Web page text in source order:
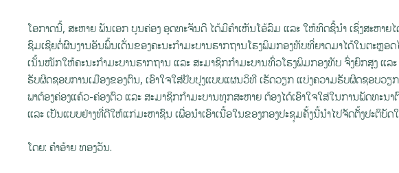
ໂອກາດນີ້, ສະຫາຍ ພັນເອກ ບຸນຄ່ອງ ອຸດທະຈັນດີ ໄດ້ມີຄຳເຫັນໂອ້ລົມ ແລະ ໃຫ້ທິດຊີ້ນໍາ ເຊິ່ງສະຫາຍໄ
ຊົມເຊີຍຕໍ່ຜົນງານອັນພົ້ນເດັ່ນຂອງຄະນະກໍາມະບານຮາກຖານໂຮງພິມກອງທັບທີ່ຍາດມາໄດ້ໃນຕະຫຼອ
ເນັ້ນໜັກໃຫ້ຄະນະກໍາມະບານຮາກຖານ ແລະ ສະມາຊິກກໍາມະບານທົ່ວໂຮງພິມກອງທັບ ຈົ່ງຍົກສູງ ແລ
ຮັບຜິດຊອບການເມືອງຂອງຕົນ, ເອົາໃຈໃສ່ປັບປຸງແບບແຜນວິທີ ເຮັດວຽກ ແບ່ງຄວາມຮັບຜິດຊອບວຽ
ພາຕ້ອງຄ່ອງແຄ້ວ-ຄ່ອງຕົວ ແລະ ສະມາຊິກກຳມະບານທຸກສະຫາຍ ຕ້ອງໄດ້ເອົາໃຈໃສ່ໃນການພັດທະນາ
ແລະ ເປັນແບບຢ່າງທີ່ດີໃຫ້ແກ່ມະຫາຊົນ ເພື່ອນໍາເອົາເນື້ອໃນຂອງກອງປະຊຸມຄັ້ງນີ້ນຳໄປຈັດຕັ້ງປະຕິບັດ
ໂດຍ: ຄຳອ້າຍ ທອງວັນ.